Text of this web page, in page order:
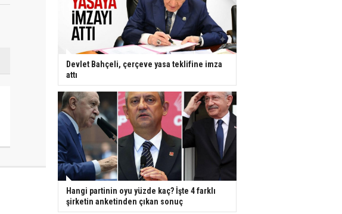
Devlet Bahçeli, çerçeve yasa teklifine imza
attı
Hangi partinin oyu yüzde kaç? İşte 4 farklı
şirketin anketinden çıkan sonuç